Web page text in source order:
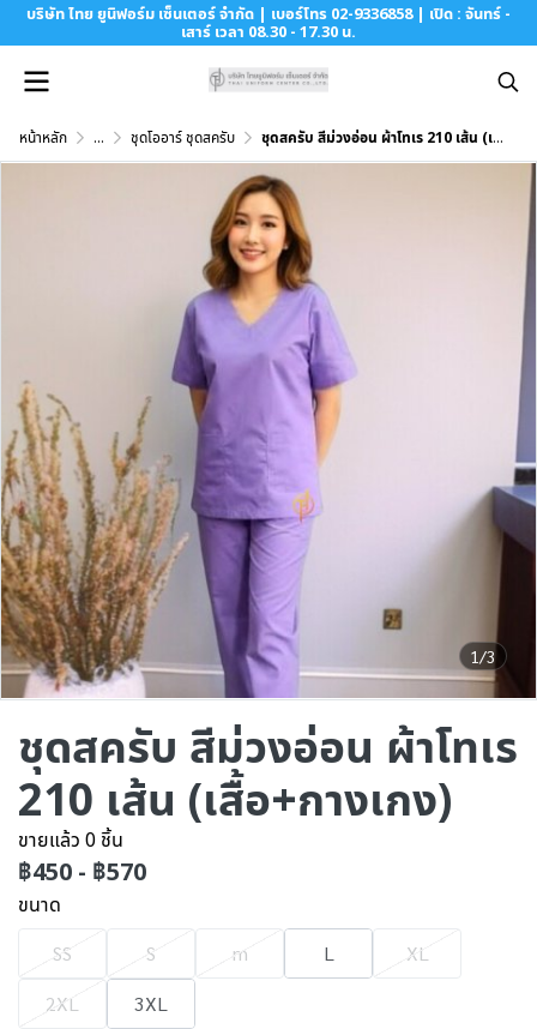
บริษัท ไทย ยูนิฟอร์ม เซ็นเตอร์ จำกัด | เบอร์โทร 02-9336858 | เปิด : จันทร์ -
เสาร์ เวลา 08.30 - 17.30 น.
หน้าหลัก ... ชุดโออาร์ ชุดสครับ ชุดสครับ สีม่วงอ่อน ผ้าโทเร 210 เส้น (เสื้อ+กางเกง)
1/3
ชุดสครับ สีม่วงอ่อน ผ้าโทเร
210 เส้น (เสื้อ+กางเกง)
ขายแล้ว 0 ชิ้น
฿450 - ฿570
ขนาด
SS S m L
XL
2XL
3XL